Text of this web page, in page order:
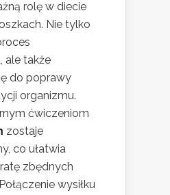
rolę w diecie
Nie tylko
ale także
do poprawy
organizmu.
ćwiczeniom
zostaje
co ułatwia
zbędnych
wysiłku